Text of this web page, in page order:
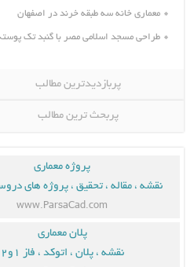
معماری خانه سه طبقه خرند در اصفهان
طراحی مسجد اسلامی مصر با گنبد تک
پربازدیدترین مطالب
پربحث ترین مطالب
پروژه معماری
نقشه ، مقاله ، تحقیق ، پروژه های
www.ParsaCad.com
پلان معماری
نقشه ، پلان ، اتوکد ، فاز ۱و۲